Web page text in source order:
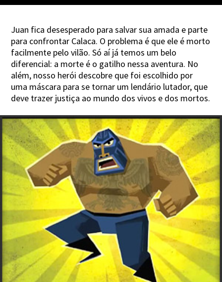
Juan fica desesperado para salvar sua amada e parte
para confrontar Calaca. O problema é que ele é morto
facilmente pelo vilão. Só aí já temos um belo
diferencial: a morte é o gatilho nessa aventura. No
além, nosso herói descobre que foi escolhido por
uma máscara para se tornar um lendário lutador, que
deve trazer justiça ao mundo dos vivos e dos mortos.